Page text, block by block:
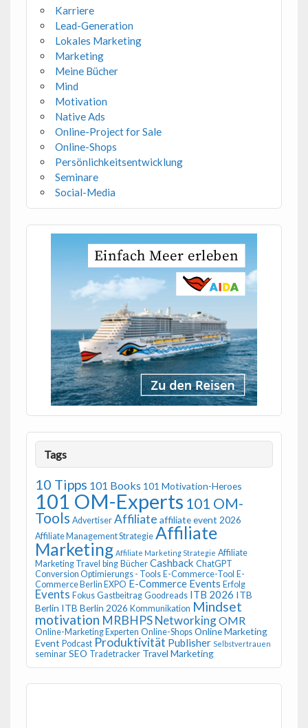
Karriere
Lead-Generation
Lokales Marketing
Marketing
Meine Bücher
Mind
Motivation
Native Ads
Online-Project for Sale
Online-Shops
Persönlichkeitsentwicklung
Seminare
Social-Media
Tags
10 Tipps 101 Books 101 Motivation-Heroes
101 OM-Experts 101 OM-
Tools Advertiser Affiliate affiliate event 2026
Affiliate Management Strategie Affiliate
Marketing Affiliate Marketing Strategie Affiliate
Marketing Travel bing Bücher Cashback ChatGPT
Conversion Optimierungs - Tools E-Commerce-Tool E-
Commerce Berlin EXPO E-Commerce Events Erfolg
Events Fokus Gastbeitrag Goodreads ITB 2026 ITB
Berlin ITB Berlin 2026 Kommunikation Mindset
motivation MRBHPSNetworkingOMR
Online-Marketing Experten Online-Shops Online Marketing
Event Podcast Produktivität Publisher Selbstvertrauen
seminar SEO Tradetracker Travel Marketing